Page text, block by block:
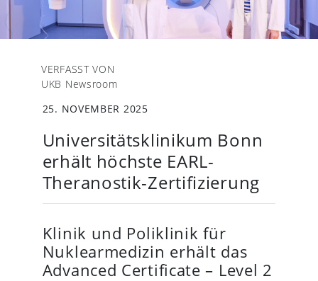
VERFASST VON
UKB Newsroom
25. NOVEMBER 2025
Universitätsklinikum Bonn
erhält höchste EARL-
Theranostik-Zertifizierung
Klinik und Poliklinik für
Nuklearmedizin erhält das
Advanced Certificate – Level 2